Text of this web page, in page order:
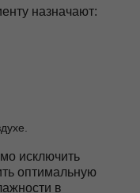
назначают:
исключить
оптимальную
в